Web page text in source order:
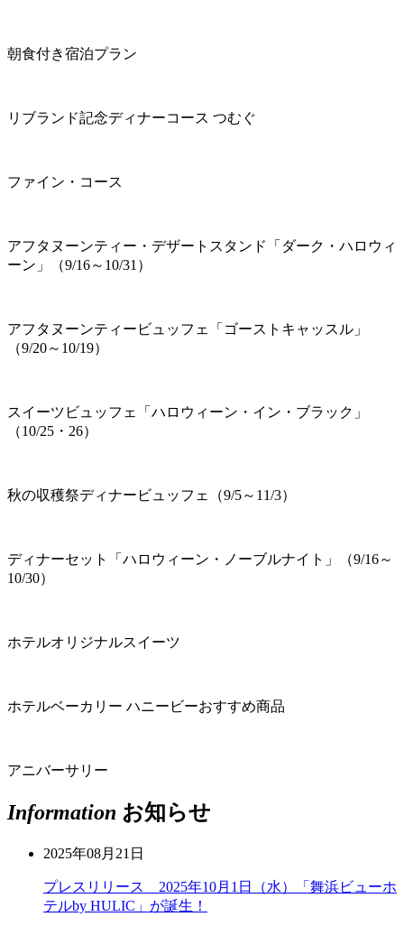
朝食付き宿泊プラン
リブランド記念ディナーコース つむぐ
ファイン・コース
アフタヌーンティー・デザートスタンド「ダーク・ハロウィ
ーン」（9/16～10/31）
アフタヌーンティービュッフェ「ゴーストキャッスル」
（9/20～10/19）
スイーツビュッフェ「ハロウィーン・イン・ブラック」
（10/25・26）
秋の収穫祭ディナービュッフェ（9/5～11/3）
ディナーセット「ハロウィーン・ノーブルナイト」（9/16～
10/30）
ホテルオリジナルスイーツ
ホテルベーカリー ハニービーおすすめ商品
アニバーサリー
Information お知らせ
2025年08月21日
プレスリリース 2025年10月1日（水）「舞浜ビューホ
テルby HULIC」が誕生！